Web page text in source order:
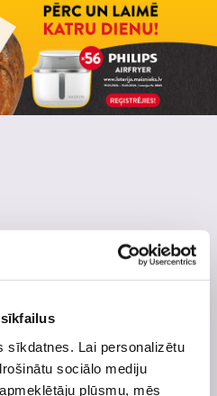
sīkdatnes. Lai personalizētu
sociālo mediju
plūsmu, mēs